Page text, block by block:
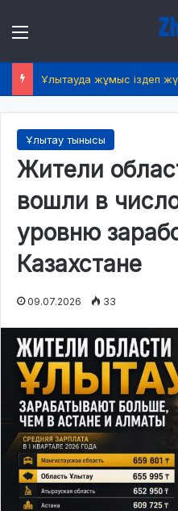
Ұлытауда жұмыс іздеп
Ұлытау тынысы
Жители
вошли в
уровню
Казахстане
09.07.2026 33